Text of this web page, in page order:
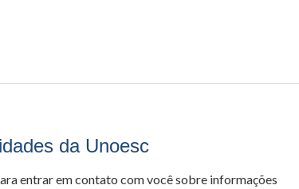
da Unoesc
entrar em contato com você sobre informações